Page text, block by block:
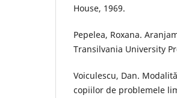
House, 1969.
Pepelea, Roxana.
Transilvania University
Voiculescu, Dan.
copiilor de problemele